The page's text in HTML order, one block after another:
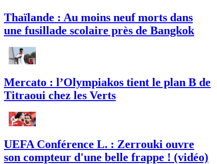
Thaïlande : Au moins neuf morts dans
une fusillade scolaire près de Bangkok
Mercato : l’Olympiakos tient le plan B de
Titraoui chez les Verts
UEFA Conférence L. : Zerrouki ouvre
son compteur d'une belle frappe ! (vidéo)